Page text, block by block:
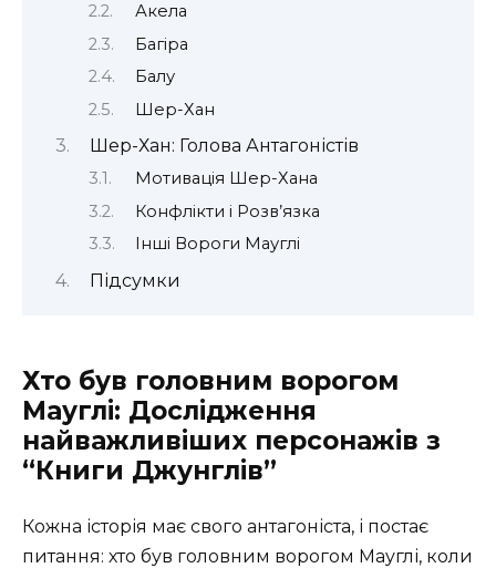
Акела
Багіра
Балу
Шер-Хан
Шер-Хан: Голова Антагоністів
Мотивація Шер-Хана
Конфлікти і Розв’язка
Інші Вороги Мауглі
Підсумки
Хто був головним ворогом
Мауглі: Дослідження
найважливіших персонажів з
“Книги Джунглів”
Кожна історія має свого антагоніста, і постає
питання: хто був головним ворогом Мауглі, коли